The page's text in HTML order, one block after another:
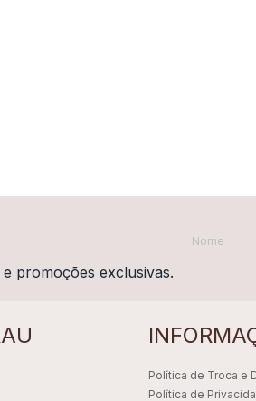
promoções exclusivas.
Política de Troca e
Política de